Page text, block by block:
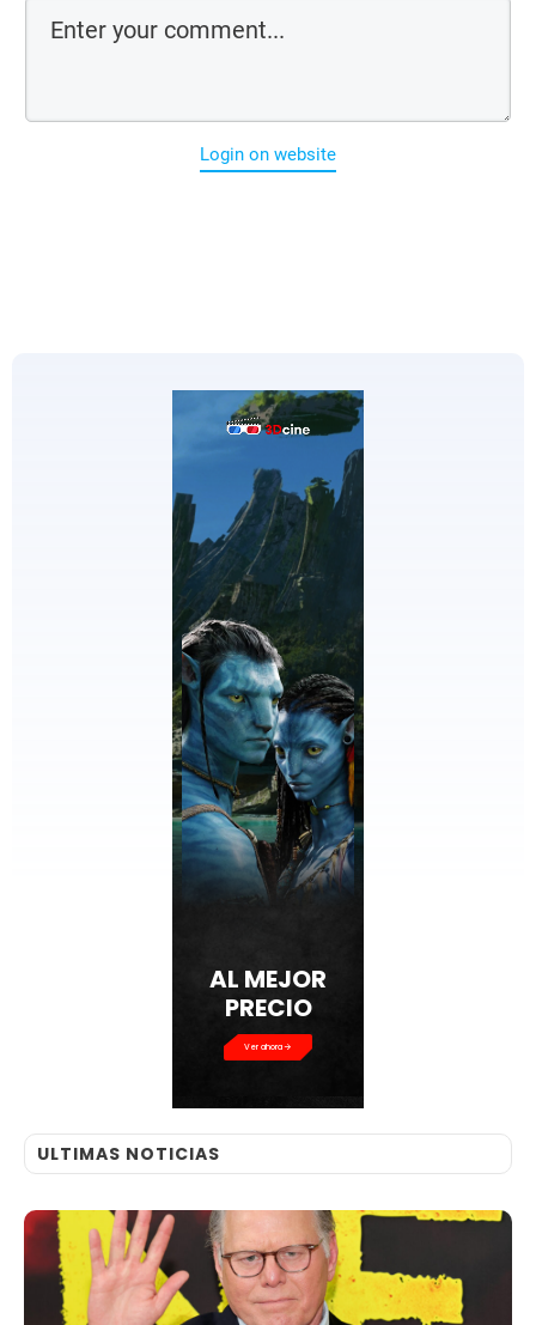
Login on website
AL MEJOR
PRECIO
Ver ahora
ULTIMAS NOTICIAS